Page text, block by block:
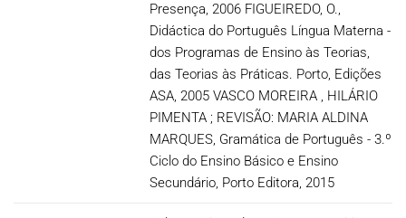
Presença, 2006 FIGUEIREDO, O.,
Didáctica do Português Língua Materna -
dos Programas de Ensino às Teorias,
das Teorias às Práticas. Porto, Edições
ASA, 2005 VASCO MOREIRA , HILÁRIO
PIMENTA ; REVISÃO: MARIA ALDINA
MARQUES, Gramática de Português - 3.º
Ciclo do Ensino Básico e Ensino
Secundário, Porto Editora, 2015